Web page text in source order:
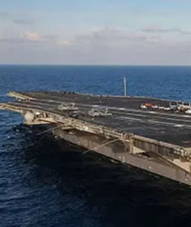
پیش‌بینی بورس امروز دوشنبه ۱۲ مرداد ماه
۱۴۰۵